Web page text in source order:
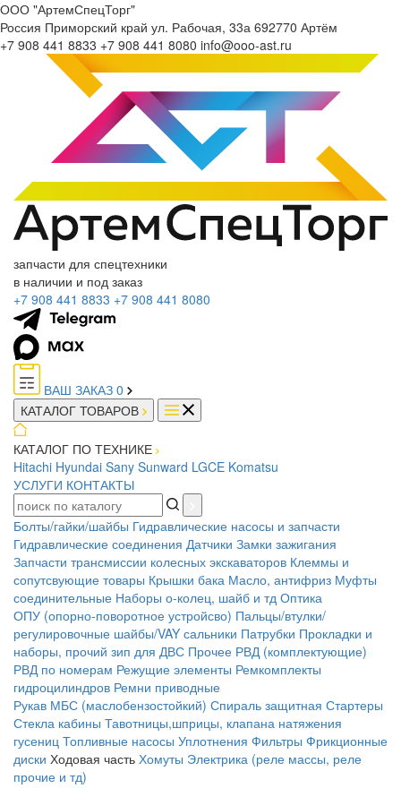
ООО "АртемСпецТорг"
Россия Приморский край ул. Рабочая, 33а 692770 Артём
+7 908 441 8833 +7 908 441 8080 info@ooo-ast.ru
запчасти для спецтехники
в наличии и под заказ
+7 908 441 8833 +7 908 441 8080
ВАШ ЗАКАЗ 0
КАТАЛОГ ТОВАРОВ
КАТАЛОГ ПО ТЕХНИКЕ
Hitachi Hyundai Sany Sunward LGCE Komatsu
УСЛУГИ КОНТАКТЫ
Болты/гайки/шайбы Гидравлические насосы и запчасти
Гидравлические соединения Датчики Замки зажигания
Запчасти трансмиссии колесных экскаваторов Клеммы и
сопутсвующие товары Крышки бака Масло, антифриз Муфты
соединительные Наборы о-колец, шайб и тд Оптика
ОПУ (опорно-поворотное устройсво) Пальцы/втулки/
регулировочные шайбы/VAY сальники Патрубки Прокладки и
наборы, прочий зип для ДВС Прочее РВД (комплектующие)
РВД по номерам Режущие элементы Ремкомплекты
гидроцилиндров Ремни приводные
Рукав МБС (маслобензостойкий) Спираль защитная Стартеры
Стекла кабины Тавотницы,шприцы, клапана натяжения
гусениц Топливные насосы Уплотнения Фильтры Фрикционные
диски Ходовая часть Хомуты Электрика (реле массы, реле
прочие и тд)